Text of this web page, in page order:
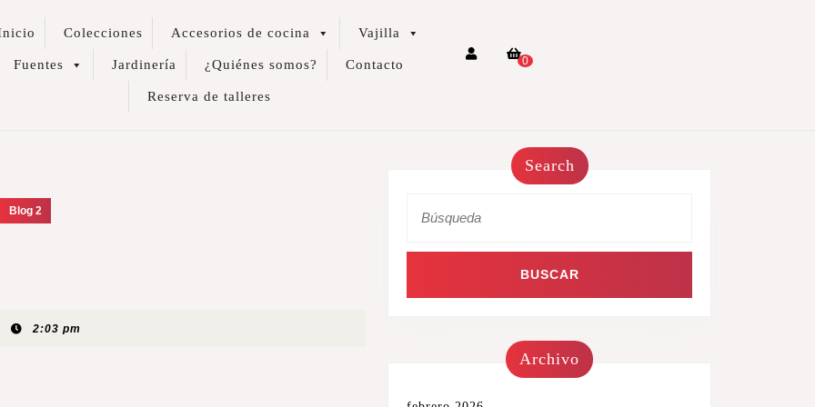
Colecciones Accesorios de cocina Vajilla
Fuentes Jardinería ¿Quiénes somos? Contacto
Reserva de talleres
0
Blog 2
2:03 pm
Search
Archivo